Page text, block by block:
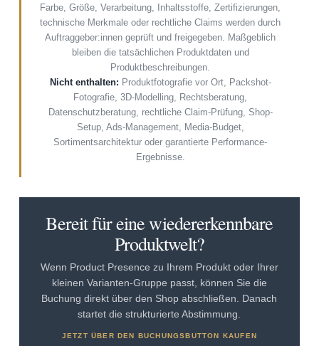
Farbe, Größe, Verarbeitung, Inhaltsstoffe, Zertifizierungen,
technische Merkmale oder rechtliche Claims werden durch
Auftraggeber:innen geprüft und freigegeben. Maßgeblich
bleiben die tatsächlichen Produktdaten und
Produktbeschreibungen.
Nicht enthalten: Produktfotografie vor Ort, Packshot-
Fotografie, 3D-Modelling, Rechtsberatung,
Datenschutzberatung, rechtliche Claim-Prüfung, Shop-
Setup, Ads-Management, Media-Budget,
Sortimentsarchitektur oder garantierte Performance-
Ergebnisse.
Bereit für eine wiedererkennbare
Produktwelt?
Wenn Product Presence zu Ihrem Produkt oder Ihrer
kleinen Varianten-Gruppe passt, können Sie die
Buchung direkt über den Shop abschließen. Danach
startet die strukturierte Abstimmung.
JETZT ÜBER DEN BUCHUNGSBUTTON KAUFEN